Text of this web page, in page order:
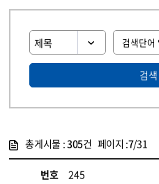
검색
총게시물 :305건 페이지 :7/31
번호
245